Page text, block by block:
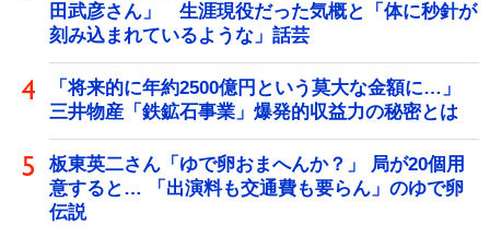
田武彦さん」 生涯現役だった気概と「体に秒針が
刻み込まれているような」話芸
「将来的に年約2500億円という莫大な金額に…」
三井物産「鉄鉱石事業」爆発的収益力の秘密とは
板東英二さん「ゆで卵おまへんか？」 局が20個用
意すると… 「出演料も交通費も要らん」のゆで卵
伝説